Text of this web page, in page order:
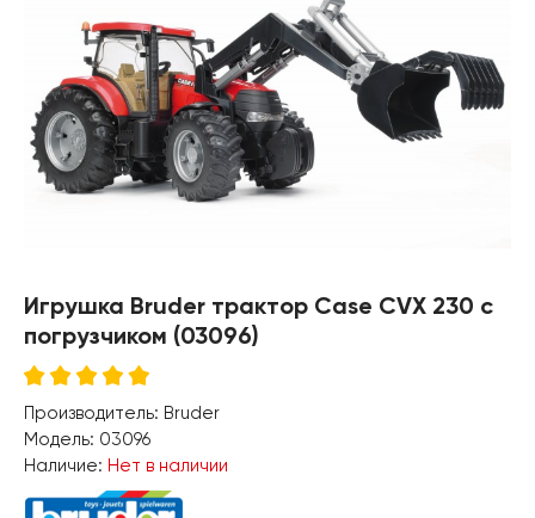
Игрушка Bruder трактор Case CVX 230 с
погрузчиком (03096)
Производитель: Bruder
Модель: 03096
Наличие: Нет в наличии